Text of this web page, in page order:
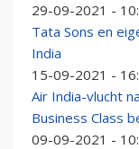
29-09-2021 -
Tata Sons en
India
15-09-2021 -
Air India-vlucht
Business Class
09-09-2021 -